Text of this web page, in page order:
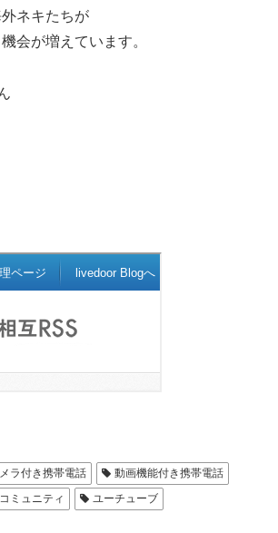
ネキたちが
会が増えています。
ラ付き携帯電話
動画機能付き携帯電話
コミュニティ ユーチューブ